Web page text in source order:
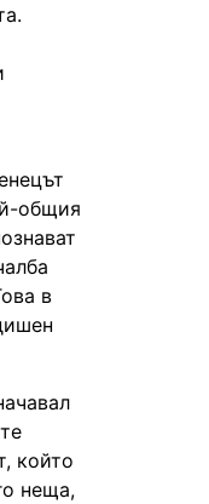
общия
в
който
неща,